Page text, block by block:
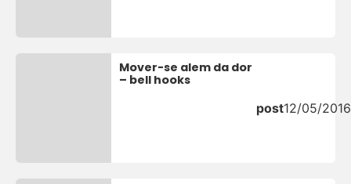
Mover-se alem da dor
– bell hooks
post12/05/2016